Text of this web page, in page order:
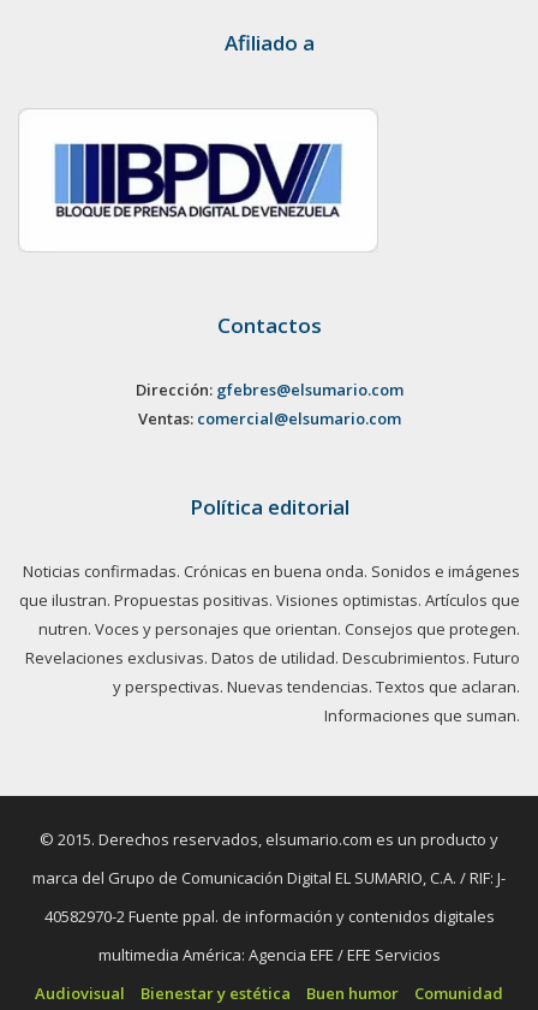
Afiliado a
Contactos
Dirección: gfebres@elsumario.com
Ventas: comercial@elsumario.com
Política editorial
Noticias confirmadas. Crónicas en buena onda. Sonidos e imágenes
que ilustran. Propuestas positivas. Visiones optimistas. Artículos que
nutren. Voces y personajes que orientan. Consejos que protegen.
Revelaciones exclusivas. Datos de utilidad. Descubrimientos. Futuro
y perspectivas. Nuevas tendencias. Textos que aclaran.
Informaciones que suman.
© 2015. Derechos reservados, elsumario.com es un producto y
marca del Grupo de Comunicación Digital EL SUMARIO, C.A. / RIF: J-
40582970-2 Fuente ppal. de información y contenidos digitales
multimedia América: Agencia EFE / EFE Servicios
Audiovisual
Bienestar y estética Buen humor Comunidad